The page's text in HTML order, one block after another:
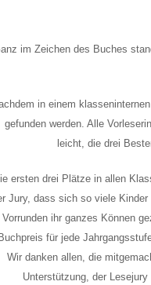
im Zeichen des Buches
in einem
gefunden werden. Alle
leicht, die drei
ersten drei Plätze in allen
Jury, dass sich so viele
Vorrunden ihr ganzes Können
für jede
Wir danken allen, die
Unterstützung, der